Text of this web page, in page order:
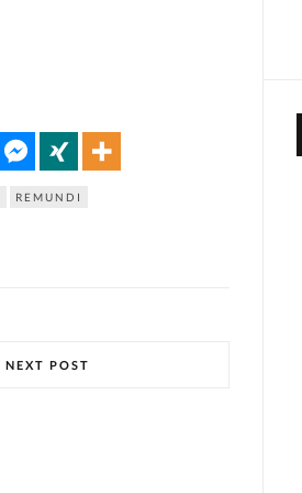
REMUNDI
NEXT POST